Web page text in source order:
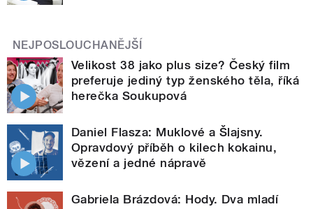
NEJPOSLOUCHANĚJŠÍ
Velikost 38 jako plus size? Český film
preferuje jediný typ ženského těla, říká
herečka Soukupová
Daniel Flasza: Muklové a Šlajsny.
Opravdový příběh o kilech kokainu,
vězení a jedné nápravě
Gabriela Brázdová: Hody. Dva mladí